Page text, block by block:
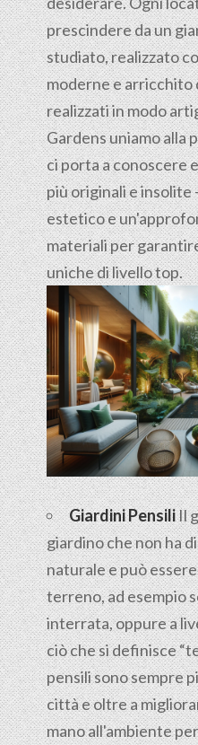
prescindere da un
studiato, realizzato
moderne e arricchito
realizzati in modo
Gardens uniamo alla
ci porta a conoscere
più originali e
estetico e
materiali per
uniche di livello top.
Giardini PensiliIl
giardino che non ha
naturale e può
terreno, ad esempio
interrata, oppure a
ciò che si definisce
pensili sono sempre
città e oltre a
mano all'ambiente